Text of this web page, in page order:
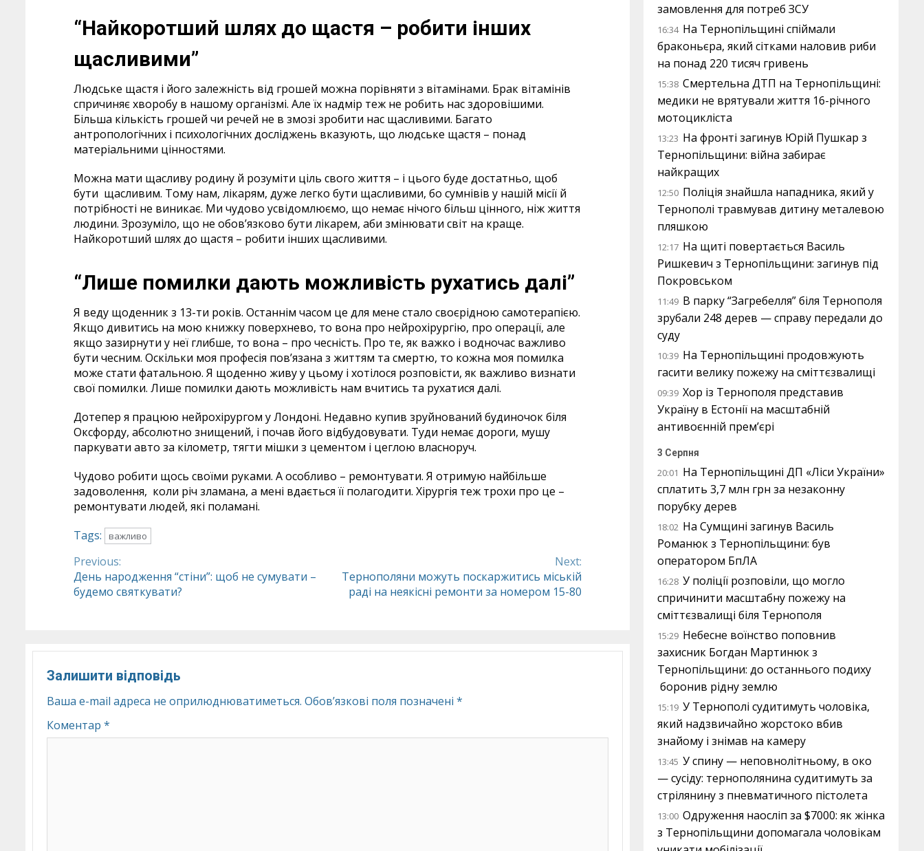
“Найкоротший шлях до щастя – робити інших
щасливими”
Людське щастя і його залежність від грошей можна порівняти з вітамінами. Брак вітамінів
спричиняє хворобу в нашому організмі. Але їх надмір теж не робить нас здоровішими.
Більша кількість грошей чи речей не в змозі зробити нас щасливими. Багато
антропологічних і психологічних досліджень вказують, що людське щастя – понад
матеріальними цінностями.
Можна мати щасливу родину й розуміти ціль свого життя – і цього буде достатньо, щоб
бути щасливим. Тому нам, лікарям, дуже легко бути щасливими, бо сумнівів у нашій місії й
потрібності не виникає. Ми чудово усвідомлюємо, що немає нічого більш цінного, ніж життя
людини. Зрозуміло, що не обов’язково бути лікарем, аби змінювати світ на краще.
Найкоротший шлях до щастя – робити інших щасливими.
“Лише помилки дають можливість рухатись далі”
Я веду щоденник з 13-ти років. Останнім часом це для мене стало своєрідною самотерапією.
Якщо дивитись на мою книжку поверхнево, то вона про нейрохірургію, про операції, але
якщо зазирнути у неї глибше, то вона – про чесність. Про те, як важко і водночас важливо
бути чесним. Оскільки моя професія пов’язана з життям та смертю, то кожна моя помилка
може стати фатальною. Я щоденно живу у цьому і хотілося розповісти, як важливо визнати
свої помилки. Лише помилки дають можливість нам вчитись та рухатися далі.
Дотепер я працюю нейрохірургом у Лондоні. Недавно купив зруйнований будиночок біля
Оксфорду, абсолютно знищений, і почав його відбудовувати. Туди немає дороги, мушу
паркувати авто за кілометр, тягти мішки з цементом і цеглою власноруч.
Чудово робити щось своїми руками. А особливо – ремонтувати. Я отримую найбільше
задоволення, коли річ зламана, а мені вдається її полагодити. Хірургія теж трохи про це –
ремонтувати людей, які поламані.
Tags:
важливо
Continue
Reading
Previous:
День народження “стіни”: щоб не сумувати –
будемо святкувати?
Next:
Тернополяни можуть поскаржитись міській
раді на неякісні ремонти за номером 15-80
Залишити відповідь
Ваша e-mail адреса не оприлюднюватиметься. Обов’язкові поля позначені *
Коментар *
замовлення для потреб ЗСУ
16:34 На Тернопільщині спіймали
браконьєра, який сітками наловив риби
на понад 220 тисяч гривень
15:38 Смертельна ДТП на Тернопільщині:
медики не врятували життя 16-річного
мотоцикліста
13:23 На фронті загинув Юрій Пушкар з
Тернопільщини: війна забирає
найкращих
12:50 Поліція знайшла нападника, який у
Тернополі травмував дитину металевою
пляшкою
12:17 На щиті повертається Василь
Ришкевич з Тернопільщини: загинув під
Покровськом
11:49 В парку “Загребелля” біля Тернополя
зрубали 248 дерев — справу передали до
суду
10:39 На Тернопільщині продовжують
гасити велику пожежу на сміттєзвалищі
09:39 Хор із Тернополя представив
Україну в Естонії на масштабній
антивоєнній прем’єрі
3 Серпня
20:01 На Тернопільщині ДП «Ліси України»
сплатить 3,7 млн грн за незаконну
порубку дерев
18:02 На Сумщині загинув Василь
Романюк з Тернопільщини: був
оператором БпЛА
16:28 У поліції розповіли, що могло
спричинити масштабну пожежу на
сміттєзвалищі біля Тернополя
15:29 Небесне воїнство поповнив
захисник Богдан Мартинюк з
Тернопільщини: до останнього подиху
боронив рідну землю
15:19 У Тернополі судитимуть чоловіка,
який надзвичайно жорстоко вбив
знайому і знімав на камеру
13:45 У спину — неповнолітньому, в око
— сусіду: тернополянина судитимуть за
стрілянину з пневматичного пістолета
13:00 Одруження наосліп за $7000: як жінка
з Тернопільщини допомагала чоловікам